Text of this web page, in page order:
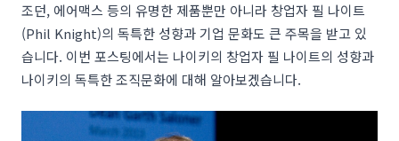
조던, 에어맥스 등의 유명한 제품뿐만 아니라 창업자 필 나이트
(Phil Knight)의 독특한 성향과 기업 문화도 큰 주목을 받고 있
습니다. 이번 포스팅에서는 나이키의 창업자 필 나이트의 성향과
나이키의 독특한 조직문화에 대해 알아보겠습니다.